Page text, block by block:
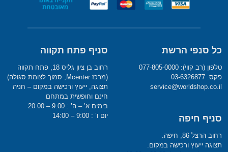
כל סנפי הרשת
טלפון (רב קווי): 077-805-0000
פקס: 03-6326877
service@worldshop.co.il
סניף חיפה
רחוב הרצל 86, חיפה.
תצוגה ייעוץ ורכישה במקום.
סניף פתח תקווה
רחוב בן ציון גליס 18, פתח תקווה
(מרכז Mcenter, סמוך לצומת סגולה)
תצוגה, ייעוץ ורכישה במקום – חניה
חינם וחופשית במתחם
בימים א’ – ה’ : 9:00 – 20:00
יום ו’ : 9:00 – 14:00